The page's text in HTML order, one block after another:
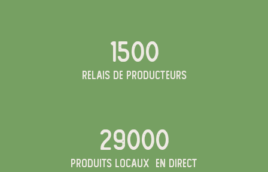
1500
relais de producteurs
29000
produits locaux en direct